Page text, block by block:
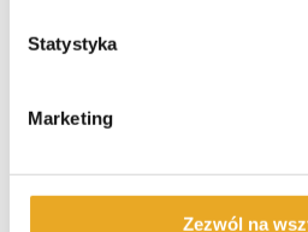
Statystyka
Marketing
Zezwól na